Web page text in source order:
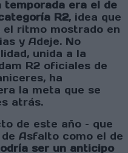
era el de
R2, idea que
ritmo mostrado en
y Adeje. No
unida a la
R2 oficiales de
ha
la meta que se
atrás.
de este año – que
Asfalto como el de
ser un anticipo